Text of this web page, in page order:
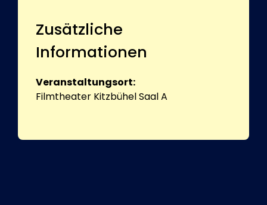
Zusätzliche
Informationen
Veranstaltungsort:
Filmtheater Kitzbühel Saal A